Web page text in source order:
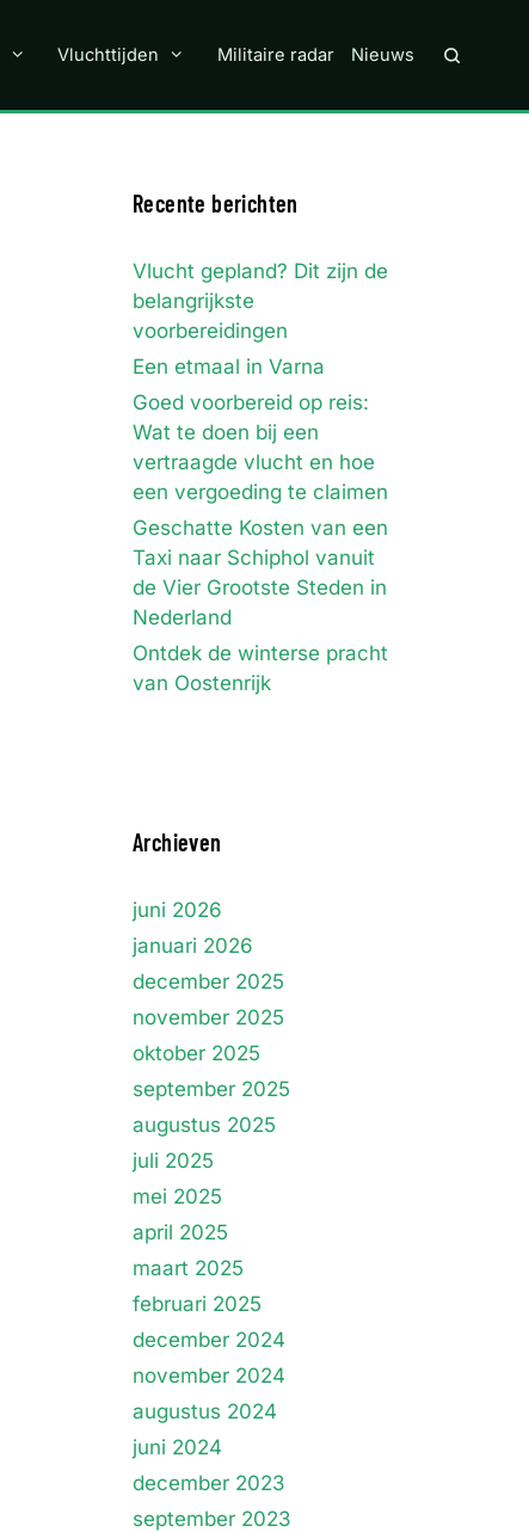
Vluchttijden Militaire radar Nieuws
Recente berichten
Vlucht gepland? Dit zijn de
belangrijkste
voorbereidingen
Een etmaal in Varna
Goed voorbereid op reis:
Wat te doen bij een
vertraagde vlucht en hoe
een vergoeding te claimen
Geschatte Kosten van een
Taxi naar Schiphol vanuit
de Vier Grootste Steden in
Nederland
Ontdek de winterse pracht
van Oostenrijk
Archieven
juni 2026
januari 2026
december 2025
november 2025
oktober 2025
september 2025
augustus 2025
juli 2025
mei 2025
april 2025
maart 2025
februari 2025
december 2024
november 2024
augustus 2024
juni 2024
december 2023
september 2023